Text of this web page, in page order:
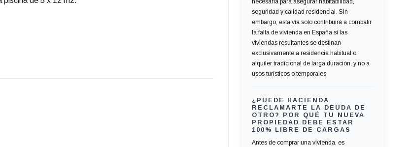
necesaria para asegurar habitabilidad,
seguridad y calidad residencial. Sin
embargo, esta vía solo contribuirá a combatir
la falta de vivienda en España si las
viviendas resultantes se destinan
exclusivamente a residencia habitual o
alquiler tradicional de larga duración, y no a
usos turísticos o temporales
¿PUEDE HACIENDA
RECLAMARTE LA DEUDA DE
OTRO? POR QUÉ TU NUEVA
PROPIEDAD DEBE ESTAR
100% LIBRE DE CARGAS
Antes de comprar una vivienda, es